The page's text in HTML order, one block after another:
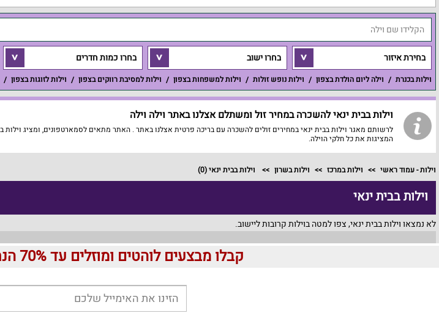
בחירת איזור בחרו ישוב בחרו כמות חדרים
וילות בכנרת וילה ליום הולדת בצפון וילות נופש זולות וילות למשפחות בצפון וילות למסיבת רווקים בצפון וילות לזוגות בצפון
וילות בבית ינאי להשכרה במחיר זול ומשתלם אצלנו באתר וילה וילה
לרשותם מאגר וילות בבית ינאי במחירים זולים להשכרה עם בריכה פרטית אצלנו באתר . האתר מתאים לסמארטפונים, ומציג
המציגות את כל חלקי הוילה.
וילות - עמוד ראשי וילות במרכז וילות בשרון וילות בבית ינאי(0)
וילות בבית ינאי
לא נמצאו וילות בבית ינאי, צפו למטה בוילות קרובות ליישוב.
קבלו מבצעים לוהטים ומוזלים עד 70% הנחה במייל, הירשמו עכשיו בחינם: